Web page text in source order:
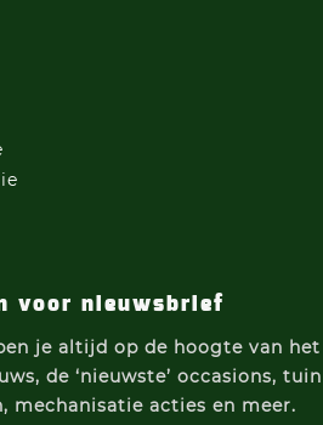
voor nieuwsbrief
je altijd op de hoogte van het
de ‘nieuwste’ occasions, tuin
mechanisatie acties en meer.